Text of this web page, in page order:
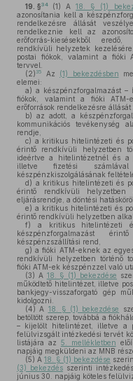
19. §34 (1) A18. § (1)
azonosítania kell a
rendelkezésre állását
rendelkeznie kell az
erőforrás-kiesésekből eredő,
rendkívüli helyzetek
postai fiókok, valamint a fióki
tervvel.
(2) 35 Az (1) bekezdésben
elemei:
a) a készpénzforgalmazást
fiókok, valamint a fióki ATM-
erőforrások rendelkezésre állását
b) az adott, a
kommunikációs tevékenység
rendje,
c) a kritikus hitelintézeti és
érintő rendkívüli helyzetben
ideértve a hitelintézetnél és a
illetve fizetési
készpénzkiszolgálásának
d) a kritikus hitelintézeti és
érintő rendkívüli helyzetben
eljárásrendje, a döntési
e) a kritikus hitelintézeti és
érintő rendkívüli helyzetben
f) a kritikus hitelintézeti
készpénzforgalmazást
készpénzszállítási rend,
g) a fióki ATM-eknek az
rendkívüli helyzetben történő
fióki ATM-ek készpénzzel való
(3) A 18. § (1) bekezdése
működtető hitelintézet, illetve
bankjegy-visszaforgató gép
kidolgozni.
(4) A 18. § (1) bekezdése
betöltött szerep, továbbá a
– kijelölt hitelintézet, illetve a
felülvizsgált intézkedési tervét
listájára az 5. mellékletben
napjáig megküldeni az MNB
(5) A 18. § (1) bekezdése
(3) bekezdésszerinti
június 30. napjáig köteles